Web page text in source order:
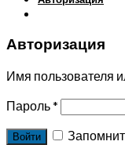
Авторизация
Имя пользователя
Пароль*
Войти